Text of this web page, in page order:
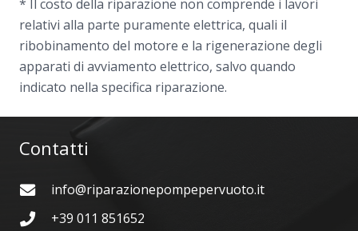
* Il costo della riparazione non comprende i lavori
relativi alla parte puramente elettrica, quali il
ribobinamento del motore e la rigenerazione degli
apparati di avviamento elettrico, salvo quando
indicato nella specifica riparazione.
Contatti
info@riparazionepompepervuoto.it
+39 011 851652